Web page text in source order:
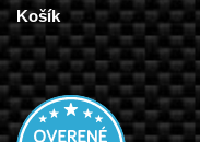
Košík